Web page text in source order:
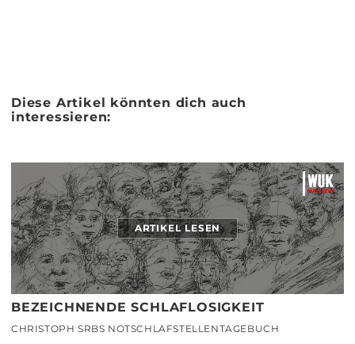
Diese Artikel könnten dich auch
interessieren:
ARTIKEL LESEN
BEZEICHNENDE SCHLAFLOSIGKEIT
CHRISTOPH SRBS NOTSCHLAFSTELLENTAGEBUCH